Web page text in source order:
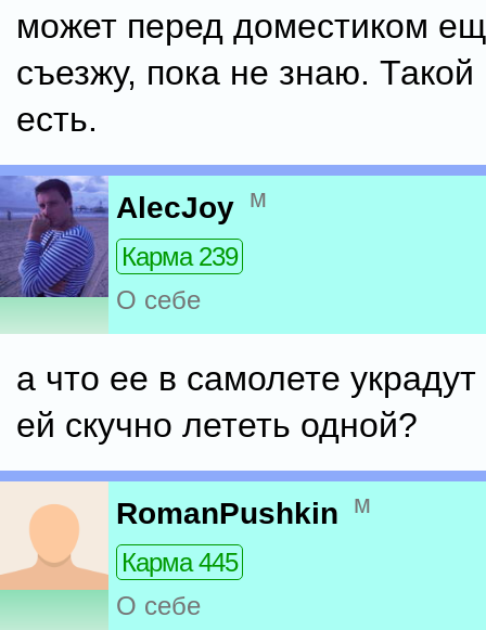
может перед доместиком
съезжу, пока не знаю.
есть.
AlecJoy м
Карма 239
О себе
а что ее в самолете
ей скучно лететь одной?
RomanPushkin м
Карма 445
О себе